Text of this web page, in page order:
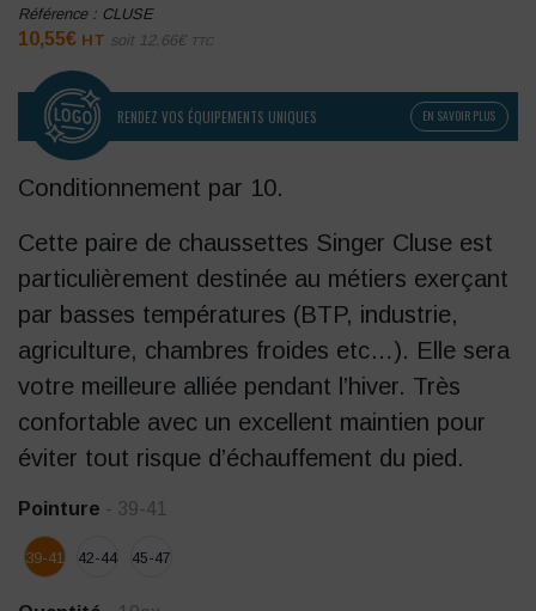
Référence : CLUSE
10,55€ HT soit 12,66€ TTC
RENDEZ VOS ÉQUIPEMENTS UNIQUES EN SAVOIR PLUS
Conditionnement par 10.
Cette paire de chaussettes Singer Cluse est
particulièrement destinée au métiers exerçant
par basses températures (BTP, industrie,
agriculture, chambres froides etc…). Elle sera
votre meilleure alliée pendant l’hiver. Très
confortable avec un excellent maintien pour
éviter tout risque d’échauffement du pied.
Pointure - 39-41
39-41 42-44 45-47